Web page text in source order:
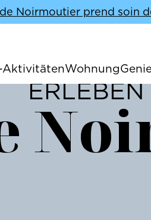
Noirmoutier prend soin
AktivitätenWohnung